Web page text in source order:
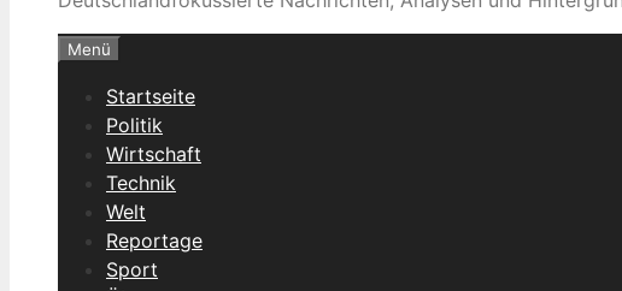
Menü
Startseite
Politik
Wirtschaft
Technik
Welt
Reportage
Sport